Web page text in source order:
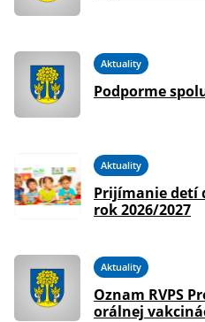
Aktuality
Podporme
Aktuality
Prijímanie detí
rok 2026/2027
Aktuality
Oznam RVPS
orálnej